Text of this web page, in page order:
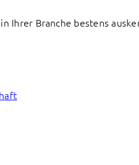
Ihrer Branche bestens